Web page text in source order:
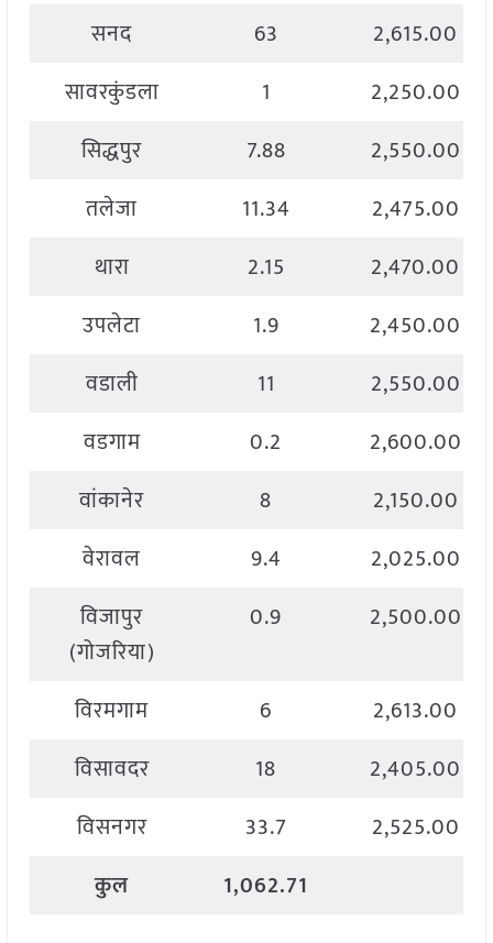
सनद 63
2,615.00
सावरकुंडला
1
2,250.00
सिद्धपुर
7.88
2,550.00
तलेजा
11.34
2,475.00
थारा
2.15
2,470.00
उपलेटा
1.9
2,450.00
वडाली
11
2,550.00
वडगाम
0.2
2,600.00
वांकानेर
8
2,150.00
वेरावल
9.4
2,025.00
विजापुर
(गोजरिया)
0.9 2,500.00
विरमगाम 6
2,613.00
विसावदर
18
2,405.00
विसनगर
33.7
2,525.00
कुल
1,062.71